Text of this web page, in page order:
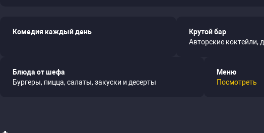
Комедия каждый день
Крутой бар
Авторские коктейли,
Блюда от шефа
Бургеры, пицца, салаты, закуски и десерты
Меню
Посмотреть